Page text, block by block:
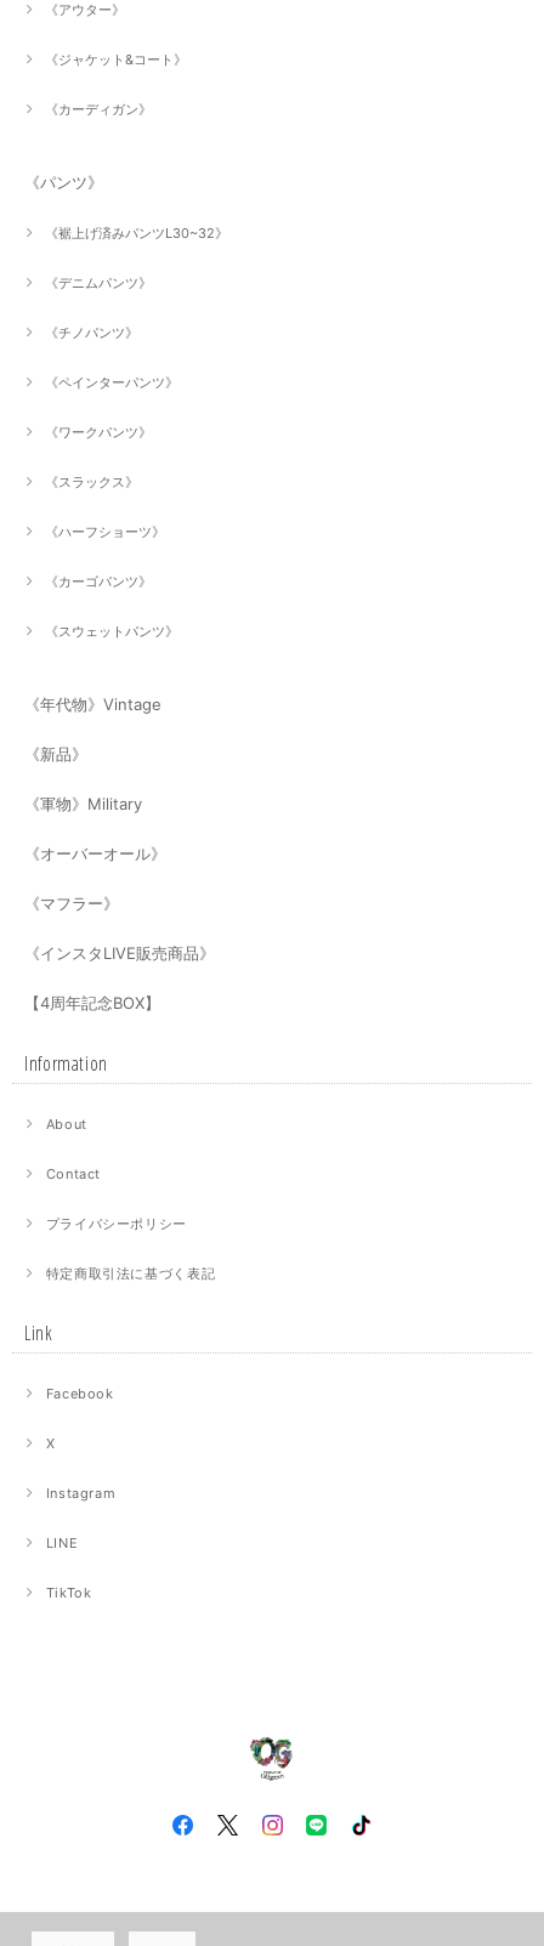
《アウター》
《ジャケット&コート》
《カーディガン》
《パンツ》
《裾上げ済みパンツL30~32》
《デニムパンツ》
《チノパンツ》
《ペインターパンツ》
《ワークパンツ》
《スラックス》
《ハーフショーツ》
《カーゴパンツ》
《スウェットパンツ》
《年代物》Vintage
《新品》
《軍物》Military
《オーバーオール》
《マフラー》
《インスタLIVE販売商品》
【4周年記念BOX】
Information
About
Contact
プライバシーポリシー
特定商取引法に基づく表記
Link
Facebook
X
Instagram
LINE
TikTok